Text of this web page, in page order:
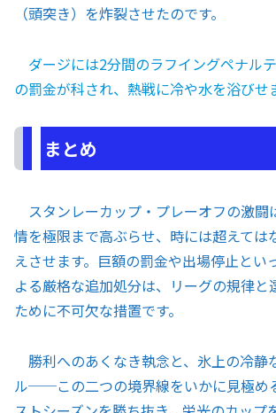
（頭突き）を炸裂させたのです。
ダージには2分間のラフイングペナル
の罰金が科され、熱戦に冷や水を浴びせ
まとめ
スタンレーカップ・プレーオフの激闘
情を極限まで高ぶらせ、時には超えては
えさせます。巨額の罰金や出場停止とい
よる厳格な追加処分は、リーグの規律と
ために不可欠な措置です。
勝利へのあくなき執念と、氷上の冷静
ル──この二つの境界線をいかに見極め